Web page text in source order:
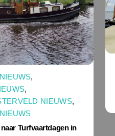
,
,
NIEUWS,
Turfvaartdagen in